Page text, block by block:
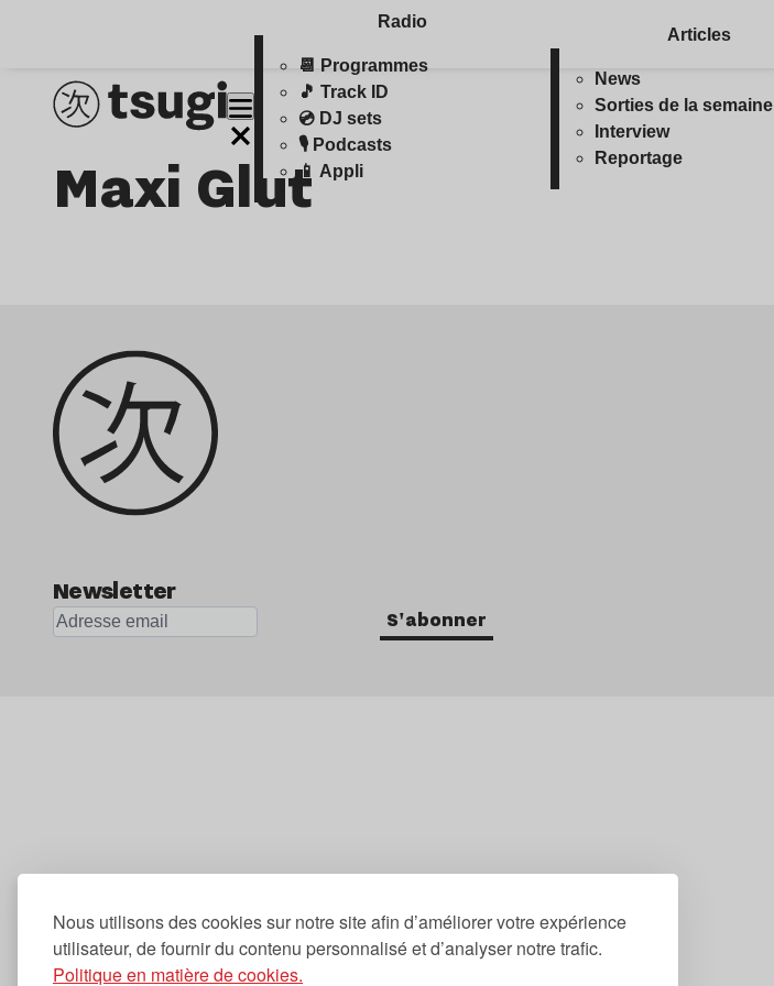
Nous utilisons des cookies sur notre site afin d’améliorer votre expérience
utilisateur, de fournir du contenu personnalisé et d’analyser notre trafic.
Politique en matière de cookies.
Radio
📆 Programmes
🎵 Track ID
💿 DJ sets
🎙️ Podcasts
📱 Appli
Articles
News
Sorties de la semaine
Interview
Reportage
Maxi Glut
Newsletter
S'abonner